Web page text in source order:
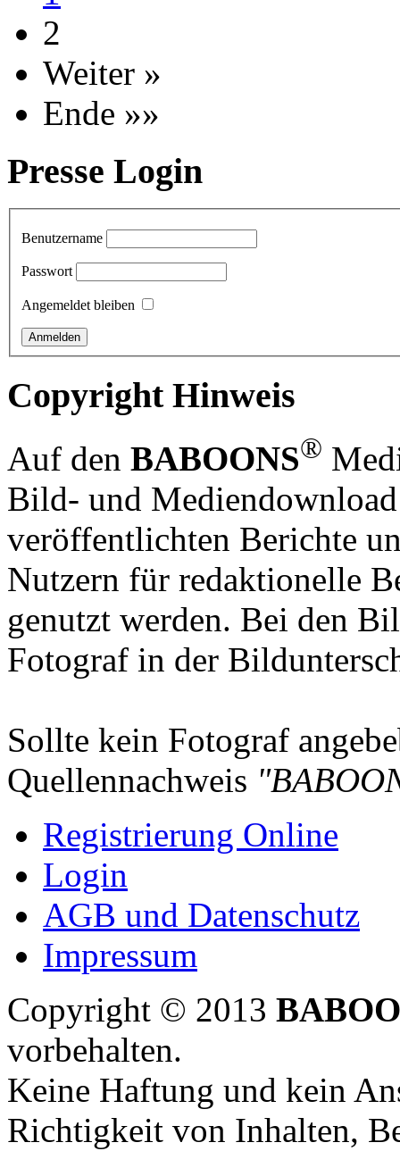
2
Weiter »
Ende »»
Presse Login
Benutzername
Passwort
Angemeldet bleiben
Copyright Hinweis
Auf den BABOONS®
Bild- und
veröffentlichten Berichte
Nutzern für redaktionelle
genutzt werden. Bei den
Fotograf in der
Sollte kein Fotograf
Quellennachweis
Registrierung Online
Login
AGB und Datenschutz
Impressum
Copyright © 2013
vorbehalten.
Keine Haftung und kein
Richtigkeit von Inhalten,